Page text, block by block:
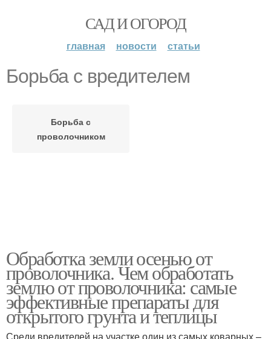
САД И ОГОРОД
главная новости статьи
Борьба с вредителем
Борьба с
проволочником
Обработка земли осенью от
проволочника. Чем обработать
землю от проволочника: самые
эффективные препараты для
открытого грунта и теплицы